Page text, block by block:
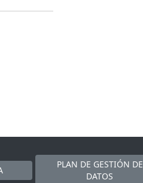
PLAN DE GESTIÓN DE
DATOS